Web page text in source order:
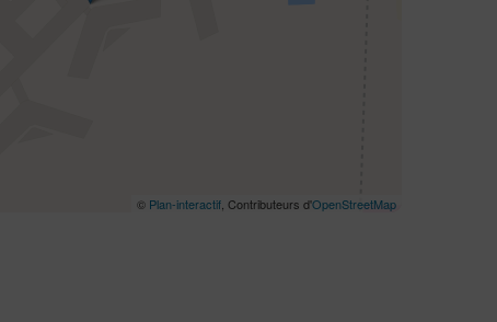
© Plan-interactif , Contributeurs d'OpenStreetMap